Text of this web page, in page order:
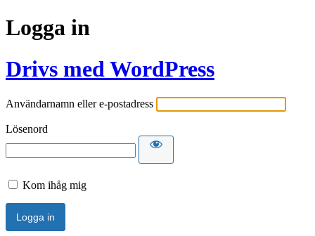
Logga in
Drivs med WordPress
Användarnamn eller e-postadress
Lösenord
Kom ihåg mig